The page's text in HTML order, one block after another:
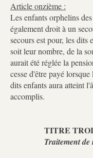
Article onzième :
Les enfants orphelins
également droit à un
secours est pour, les dits
soit leur nombre, de la
aurait été réglée la
cesse d'être payé
dits enfants aura atteint
accomplis.
TITRE
Traitement de